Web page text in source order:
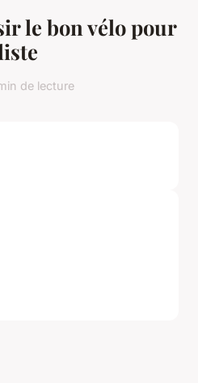
le bon vélo pour
de lecture